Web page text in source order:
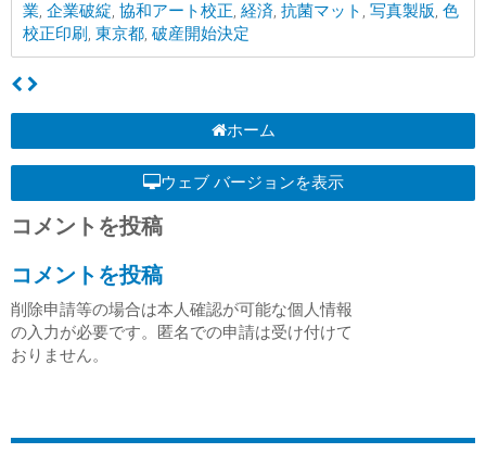
業, 企業破綻, 協和アート校正, 経済, 抗菌マット , 写真製版, 色
校正印刷 , 東京都, 破産開始決定
ホーム
ウェブ バージョンを表示
コメントを投稿
コメントを投稿
削除申請等の場合は本人確認が可能な個人情報
の入力が必要です。匿名での申請は受け付けて
おりません。